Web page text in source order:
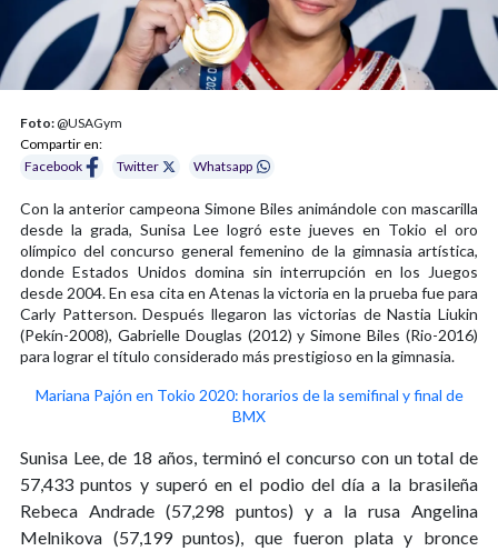
Foto: @USAGym
Compartir en:
Facebook
Twitter Whatsapp
Con la anterior campeona Simone Biles animándole con mascarilla
desde la grada, Sunisa Lee logró este jueves en Tokio el oro
olímpico del concurso general femenino de la gimnasia artística,
donde Estados Unidos domina sin interrupción en los Juegos
desde 2004. En esa cita en Atenas la victoria en la prueba fue para
Carly Patterson. Después llegaron las victorias de Nastia Liukin
(Pekín-2008), Gabrielle Douglas (2012) y Simone Biles (Rio-2016)
para lograr el título considerado más prestigioso en la gimnasia.
Mariana Pajón en Tokio 2020: horarios de la semifinal y final de
BMX
Sunisa Lee, de 18 años, terminó el concurso con un total de
57,433 puntos y superó en el podio del día a la brasileña
Rebeca Andrade (57,298 puntos) y a la rusa Angelina
Melnikova (57,199 puntos), que fueron plata y bronce